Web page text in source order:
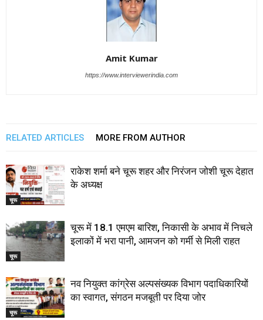
Amit Kumar
https://www.interviewerindia.com
RELATED ARTICLES MORE FROM AUTHOR
चूरू
राकेश शर्मा बने चूरू शहर और निरंजन जोशी चूरू देहात
के अध्यक्ष
चूरू
चूरू में 18.1 एमएम बारिश, निकासी के अभाव में निचले
इलाकों में भरा पानी, आमजन को गर्मी से मिली राहत
चूरू
नव नियुक्त कांग्रेस अल्पसंख्यक विभाग पदाधिकारियों
का स्वागत, संगठन मजबूती पर दिया जोर